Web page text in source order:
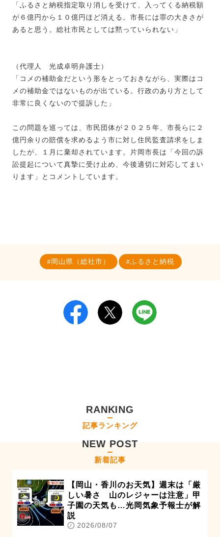
「ふるさと納税指定取り消しを受けて、入ってくる納税額
が６億円から１０億円ほど消える。市長には罪の大きさが
あると思う。総社市民としては黙っていられない」
（代理人 光成卓明弁護士）
「コメの補助金だという形をとっておきながら、実際はコ
メの補助金ではないものが出ている。行政のあり方として
非常に良くないので提訴した」
この問題を巡っては、市民団体が２０２５年、市長らに２
億円余りの賠償を求めるよう市に対し住民監査請求をしま
したが、１月に棄却されています。片岡市長は「今回の訴
訟提起について真摯に受け止め、今後適切に対応してまい
ります」とコメントしています。
岡山県（総社市） ふるさと納税
RANKING
記事ランキング
NEW POST
新着記事
【岡山・香川のお天気】週末は「厳
しい暑さ 山のレジャーは注意」甲
子園の天気も…光岡気象予報士が解
説
2026/08/07